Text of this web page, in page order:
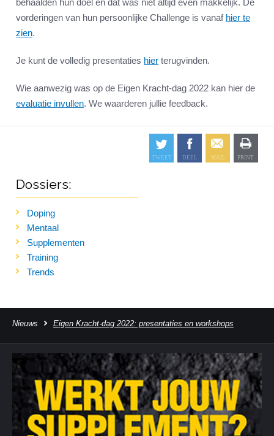
behaalden hun doel en dat was niet altijd even makkelijk. De
vorderingen van hun persoonlijke Challenge is vanaf hier te
zien.
Je kunt de volledig presentaties hier terugvinden.
Wie aanwezig was op de Eigen Kracht-dag 2022 kan hier de
evaluatie invullen. We waarderen jullie feedback.
Dossiers:
Doping
Mentaal
Supplementen
Training
Trends
Nieuws Eigen Kracht-dag 2022: presentaties en workshops